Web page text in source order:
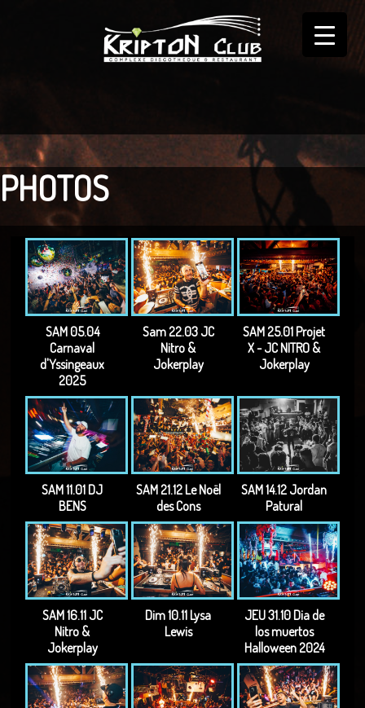
PHOTOS
SAM 05.04
Carnaval
d'Yssingeaux
2025
Sam 22.03 JC
Nitro &
Jokerplay
SAM 25.01 Projet
X - JC NITRO &
Jokerplay
SAM 11.01 DJ
BENS
SAM 21.12 Le Noël
des Cons
SAM 14.12 Jordan
Patural
SAM 16.11 JC
Nitro &
Jokerplay
Dim 10.11 Lysa
Lewis
JEU 31.10 Dia de
los muertos
Halloween 2024
▼
▼